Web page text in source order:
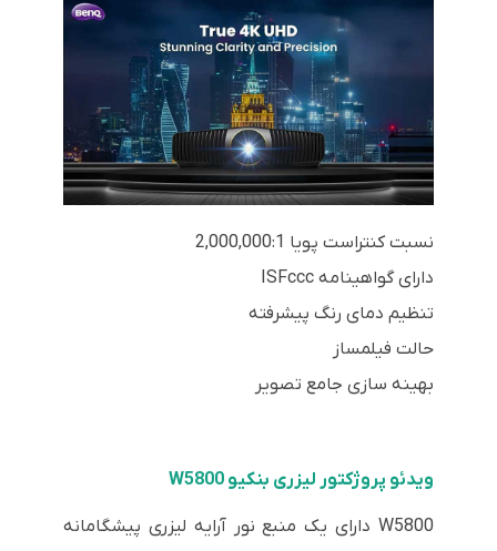
نسبت کنتراست پویا 2,000,000:1
دارای گواهینامه ISFccc
تنظیم دمای رنگ پیشرفته
حالت فیلمساز
بهینه سازی جامع تصویر
ویدئو پروژکتور لیزری بنکیو W5800
W5800 دارای یک منبع نور آرایه لیزری پیشگامانه